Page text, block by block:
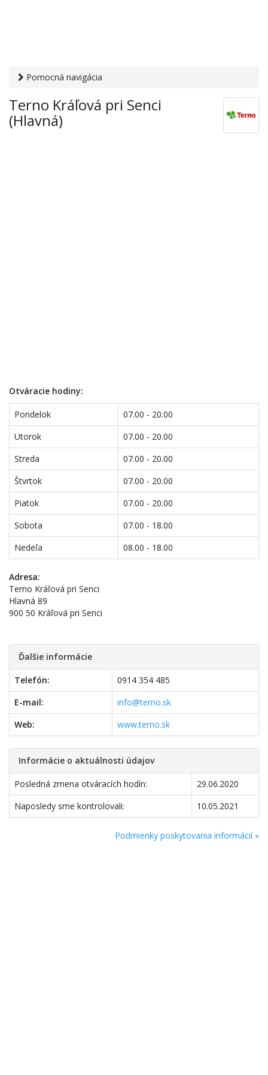
Pomocná navigácia
supermarkety› Terno Kráľová pri Senci (Hlavná)
Terno Kráľová pri Senci
(Hlavná)
Otváracie hodiny:
Pondelok
07.00 - 20.00
Utorok
07.00 - 20.00
Streda
07.00 - 20.00
Štvrtok
07.00 - 20.00
Piatok
07.00 - 20.00
Sobota
07.00 - 18.00
Nedeľa
08.00 - 18.00
Adresa:
Terno Kráľová pri Senci
Hlavná 89
900 50 Kráľová pri Senci
Ďalšie informácie
Telefón:
0914 354 485
E-mail:
info@terno.sk
Web:
www.terno.sk
Informácie o aktuálnosti údajov
Posledná zmena otváracích hodín:
29.06.2020
Naposledy sme kontrolovali:
10.05.2021
Podmienky poskytovania informácií »